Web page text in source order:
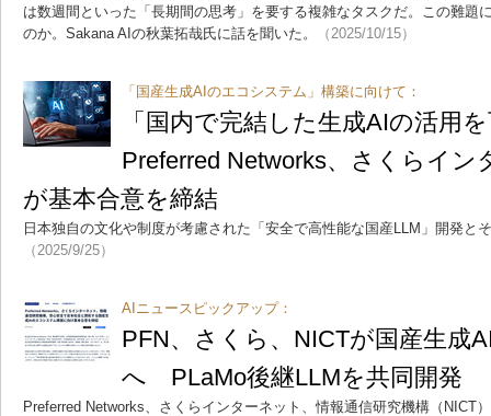
は数週間といった「長期間の思考」を要する複雑なタスクだ。この難題
のか。Sakana AIの秋葉拓哉氏に話を聞いた。
（2025/10/15）
「国産生成AIのエコシステム」構築に向けて：
「国内で完結した生成AIの活
Preferred Networks、さくらイン
が基本合意を締結
日本独自の文化や制度が考慮された「安全で高性能な国産LLM」開発と
（2025/9/25）
AIニュースピックアップ：
PFN、さくら、NICTが国産生成
へ PLaMo後継LLMを共同開発
Preferred Networks、さくらインターネット、情報通信研究機構（NICT